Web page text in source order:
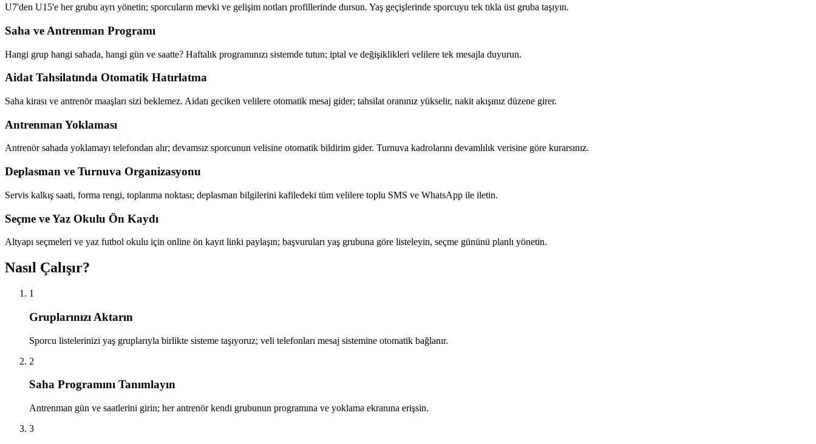
U7'den U15'e her grubu ayrı yönetin; sporcuların mevki ve gelişim notları profillerinde dursun. Yaş geçişlerinde sporcuyu tek tıkla üst gruba taşıyın.
Saha ve Antrenman Programı
Hangi grup hangi sahada, hangi gün ve saatte? Haftalık programınızı sistemde tutun; iptal ve değişiklikleri velilere tek mesajla duyurun.
Aidat Tahsilatında Otomatik Hatırlatma
Saha kirası ve antrenör maaşları sizi beklemez. Aidatı geciken velilere otomatik mesaj gider; tahsilat oranınız yükselir, nakit akışınız düzene girer.
Antrenman Yoklaması
Antrenör sahada yoklamayı telefondan alır; devamsız sporcunun velisine otomatik bildirim gider. Turnuva kadrolarını devamlılık verisine göre kurarsınız.
Deplasman ve Turnuva Organizasyonu
Servis kalkış saati, forma rengi, toplanma noktası; deplasman bilgilerini kafiledeki tüm velilere toplu SMS ve WhatsApp ile iletin.
Seçme ve Yaz Okulu Ön Kaydı
Altyapı seçmeleri ve yaz futbol okulu için online ön kayıt linki paylaşın; başvuruları yaş grubuna göre listeleyin, seçme gününü planlı yönetin.
Nasıl Çalışır?
1
Gruplarınızı Aktarın
Sporcu listelerinizi yaş gruplarıyla birlikte sisteme taşıyoruz; veli telefonları mesaj sistemine otomatik bağlanır.
2
Saha Programını Tanımlayın
Antrenman gün ve saatlerini girin; her antrenör kendi grubunun programına ve yoklama ekranına erişsin.
3